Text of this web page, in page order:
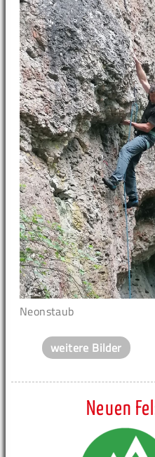
Neonstaub
weitere Bilder
Neuen